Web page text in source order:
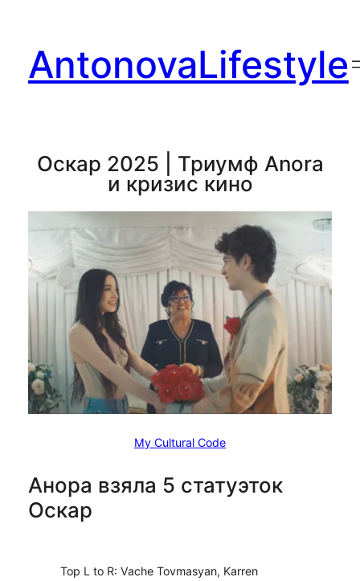
содержимому
AntonovaLifestyle
Оскар 2025 | Триумф Anora
и кризис кино
My Cultural Code
Анора взяла 5 статуэток
Оскар
Top L to R: Vache Tovmasyan, Karren